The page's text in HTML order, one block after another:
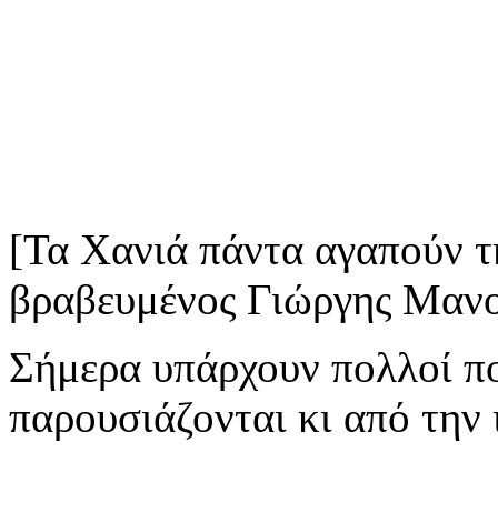
[Τα Χανιά πάντα αγαπούν
βραβευμένος Γιώργης
Σήμερα υπάρχουν πολλοί
παρουσιάζονται κι από την